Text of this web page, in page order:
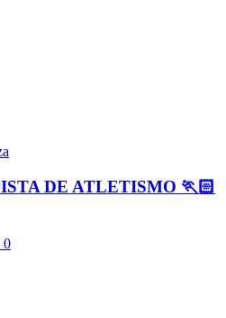
DE ATLETISMO 🏃🏻
0